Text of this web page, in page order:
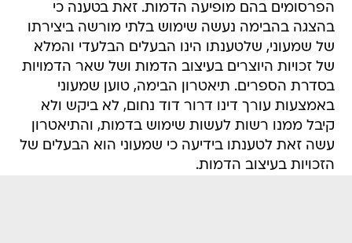
הפרסומים בהם מופיעה הדמות. זאת בטענה כי
בהצגה בהבימה נעשה שימוש בלתי מורשה ביצירתו
של שמעוני, שלטענתו הינו הבעלים הבלעדי והמלא
של זכויות היוצרים בעיצוב הדמות ושל שאר הדמויות
בסדרת הספרים. תיאטרון הבימה, טוען שמעוני
באמצעות עורך דינו דרור דוד נחום, לא ביקש ולא
קיבל ממנו רשות לעשות שימוש בדמות, והתיאטרון
עשה זאת לטענתו בידיעה כי שמעוני הוא הבעלים של
הזכויות בעיצוב הדמות.